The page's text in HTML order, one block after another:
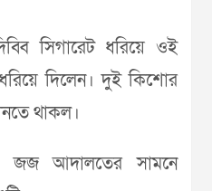
সিগারেট ধরিয়ে ওই
দিলেন। দুই কিশোর
থাকল।
জজ আদালতের সামনে